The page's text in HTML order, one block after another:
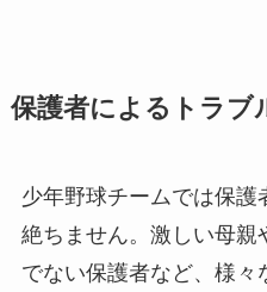
保護者によるトラブ
少年野球チームでは保護
絶ちません。激しい母親
でない保護者など、様々